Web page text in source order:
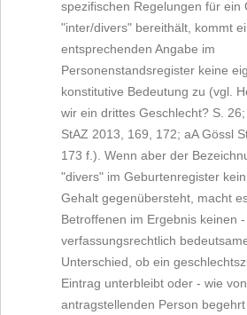
spezifischen Regelungen für ein
"inter/divers" bereithält, kommt
entsprechenden Angabe im
Personenstandsregister keine
konstitutive Bedeutung zu (vgl.
wir ein drittes Geschlecht? S.
StAZ 2013, 169, 172; aA Gössl
173 f.). Wenn aber der
"divers" im Geburtenregister
Gehalt gegenübersteht, macht
Betroffenen im Ergebnis keinen -
verfassungsrechtlich
Unterschied, ob ein
Eintrag unterbleibt oder - wie
antragstellenden Person